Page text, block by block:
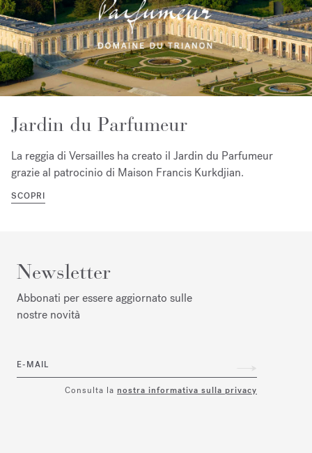
Jardin du Parfumeur
La reggia di Versailles ha creato il Jardin du Parfumeur
grazie al patrocinio di Maison Francis Kurkdjian.
SCOPRI
Newsletter
Abbonati per essere aggiornato sulle
nostre novità
E-MAIL
Consulta la nostra informativa sulla privacy